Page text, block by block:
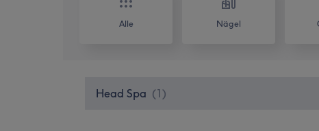
Alle Nägel
Head Spa (1 )